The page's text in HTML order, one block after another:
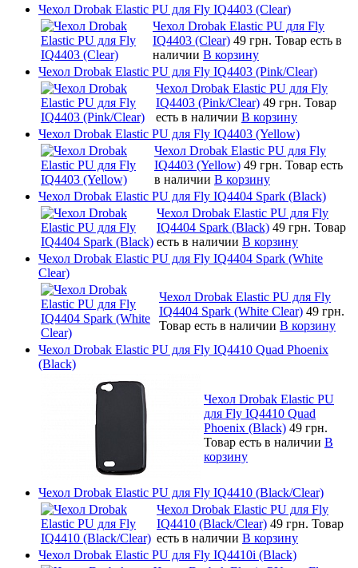
Чехол Drobak Elastic PU для Fly IQ4403 (Clear)
Чехол Drobak Elastic PU для Fly
IQ4403 (Clear) 49 грн. Товар есть в
наличии В корзину
Чехол Drobak Elastic PU для Fly IQ4403 (Pink/Clear)
Чехол Drobak Elastic PU для Fly
IQ4403 (Pink/Clear) 49 грн. Товар
есть в наличии В корзину
Чехол Drobak Elastic PU для Fly IQ4403 (Yellow)
Чехол Drobak Elastic PU для Fly
IQ4403 (Yellow) 49 грн. Товар есть
в наличии В корзину
Чехол Drobak Elastic PU для Fly IQ4404 Spark (Black)
Чехол Drobak Elastic PU для Fly
IQ4404 Spark (Black) 49 грн. Товар
есть в наличии В корзину
Чехол Drobak Elastic PU для Fly IQ4404 Spark (White
Clear)
Чехол Drobak Elastic PU для Fly
IQ4404 Spark (White Clear) 49 грн.
Товар есть в наличии В корзину
Чехол Drobak Elastic PU для Fly IQ4410 Quad Phoenix
(Black)
Чехол Drobak Elastic PU
для Fly IQ4410 Quad
Phoenix (Black) 49 грн.
Товар есть в наличии В
корзину
Чехол Drobak Elastic PU для Fly IQ4410 (Black/Clear)
Чехол Drobak Elastic PU для Fly
IQ4410 (Black/Clear) 49 грн. Товар
есть в наличии В корзину
Чехол Drobak Elastic PU для Fly IQ4410i (Black)